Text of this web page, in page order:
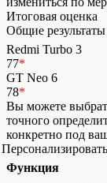
Итоговая оценка
Общие
Redmi Turbo 3
77*
GT Neo 6
78*
Вы можете
точного
конкретно под
Функция